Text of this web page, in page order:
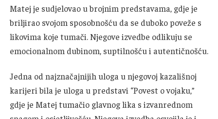
Matej je sudjelovao u brojnim predstavama, gdje je
briljirao svojom sposobnošću da se duboko poveže s
likovima koje tumači. Njegove izvedbe odlikuju se
emocionalnom dubinom, suptilnošću i autentičnošću.
Jedna od najznačajnijih uloga u njegovoj kazališnoj
karijeri bila je uloga u predstavi “Povest o vojaku,”
gdje je Matej tumačio glavnog lika s izvanrednom